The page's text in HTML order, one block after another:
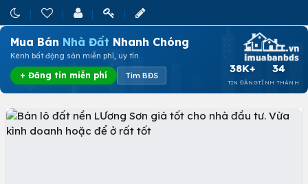
Mua Bán Nhà Đất Nhanh Chóng
Kênh bất động sản miễn phí, uy tín
+ Đăng tin miễn phí Tìm BĐS
38K+
TIN ĐĂNG
34
TỈNH THÀNH